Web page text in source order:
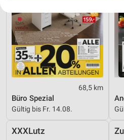
68,5 km
Büro Spezial
Gültig bis Fr. 14.08.
XXXLutz
Website/App.
Partnerliste anzeigen (1 IAB-
Wir nutzen Ihre Daten für folgende Zwecke:
IAB-Verarbeitungszwecke:
Speichern von oder Zugriff auf
auf einem Endgerät
Verwendung reduzierter Daten
Werbeanzeigen
Erstellung von Profilen für